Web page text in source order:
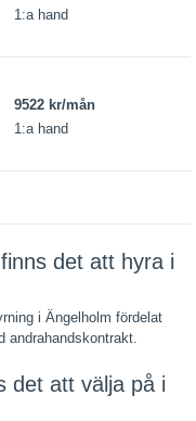
1:a hand
9522 kr/mån
1:a hand
det att hyra i
i Ängelholm fördelat
andrahandskontrakt.
det att välja på i